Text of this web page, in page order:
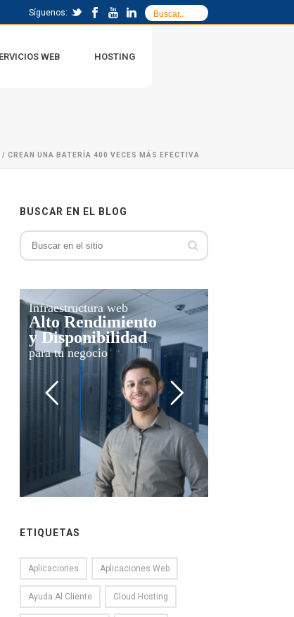
Síguenos:
WEB HOSTING
/ CREAN UNA BATERÍA 400 VECES MÁS EFECTIVA
BUSCAR EN EL BLOG
Infraestructura web
Alto Rendimiento
y Disponibilidad
para tu negocio
ETIQUETAS
Aplicaciones Aplicaciones Web
Ayuda Al Cliente Cloud Hosting